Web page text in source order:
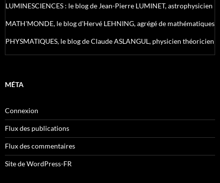
LUMINESCIENCES : le blog de Jean-Pierre LUMINET, astrophysicien
MATH'MONDE, le blog d'Hervé LEHNING, agrégé de mathématiques
PHYSMATIQUES, le blog de Claude ASLANGUL, physicien théoricien
MÉTA
Connexion
Flux des publications
Flux des commentaires
Site de WordPress-FR